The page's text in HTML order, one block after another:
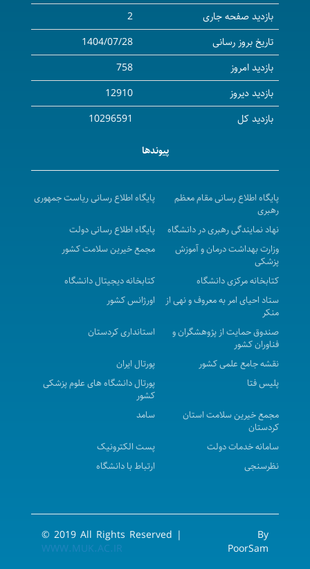
( بخش سرپایی ) بیمارستان امام حسین ( ع) شهرستان
بیجار
آگهی مناقصه عمومی( یک مرحله ای ) واگذاری امورات
نسخه پیچی و تحویل دارو به بخش های مرکزپزشکی،آموزشی
درمانی توحید در سال 1405
a Call for Collaboration to invite certified and
students for the academic year 2026- 2027
فراخوان دعوت به همکاری جهت پذیرش دانشجویان بین
الملل در سال تحصیلی 1405-1406
پزشکی ، آموزشی و درمانی کوثر در سال 1405-1406
آگهی استعلام بهاء واگذاری محل ساختمان مرکز دیالیز
سابق واقع درمرکز بهداشت شهرستان بیجار به بالاترین
قیمت پیشنهادی در سال 1405 - 1406
نیازشبکه بهداشت ودرمان شهرستان بیجار در سال 1405
آگهی مزایده عمومی ( یک مرحله ای ) - محل پارکینگ
عمومی بیمارستان توحید نوبت اول
آگهی مناقصه عمومی ( یک مرحله ای ) واگذاری مدیریتی،
نگهداری، راهبری و تعمیرات تاسیسات مکانیکی، الکترونیکی
پیچی و تحویل دارو به بخش های مرکز پزشکی ، آموزشی و
بازدید صفحه جاری
2
تاریخ بروز رسانی
1404/07/28
بازدید امروز
758
بازدید دیروز
12910
بازدید کل
10296591
پیوندها
پایگاه اطلاع رسانی مقام معظم
رهبری
پایگاه اطلاع رسانی ریاست جمهوری
نهاد نمایندگی رهبری در دانشگاه
پایگاه اطلاع رسانی دولت
وزارت بهداشت درمان و آموزش
پزشکی
مجمع خیرین سلامت کشور
کتابخانه مرکزی دانشگاه
کتابخانه دیجیتال دانشگاه
ستاد احیای امر به معروف و نهی از
منکر
اورژانس کشور
صندوق حمایت از پژوهشگران و
فناوران کشور
استانداری کردستان
نقشه جامع علمی کشور
پورتال ایران
پلیس فتا
پورتال دانشگاه های علوم پزشکی
کشور
مجمع خیرین سلامت استان
کردستان
سامد
سامانه خدمات دولت
پست الکترونیک
نظرسنجی
ارتباط با دانشگاه
By
PoorSam
© 2019 All Rights Reserved |
WWW.MUK.AC.IR